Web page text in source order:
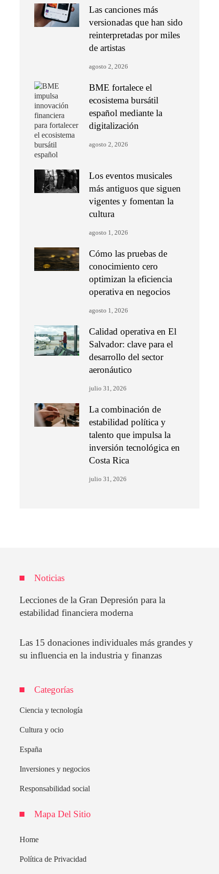
Las canciones más
versionadas que han sido
reinterpretadas por miles
de artistas
agosto 2, 2026
BME fortalece el
ecosistema bursátil
español mediante la
digitalización
agosto 2, 2026
Los eventos musicales
más antiguos que siguen
vigentes y fomentan la
cultura
agosto 1, 2026
Cómo las pruebas de
conocimiento cero
optimizan la eficiencia
operativa en negocios
agosto 1, 2026
Calidad operativa en El
Salvador: clave para el
desarrollo del sector
aeronáutico
julio 31, 2026
La combinación de
estabilidad política y
talento que impulsa la
inversión tecnológica en
Costa Rica
julio 31, 2026
Noticias
Lecciones de la Gran Depresión para la
estabilidad financiera moderna
Las 15 donaciones individuales más grandes y
su influencia en la industria y finanzas
Categorías
Ciencia y tecnología
Cultura y ocio
España
Inversiones y negocios
Responsabilidad social
Mapa Del Sitio
Home
Política de Privacidad